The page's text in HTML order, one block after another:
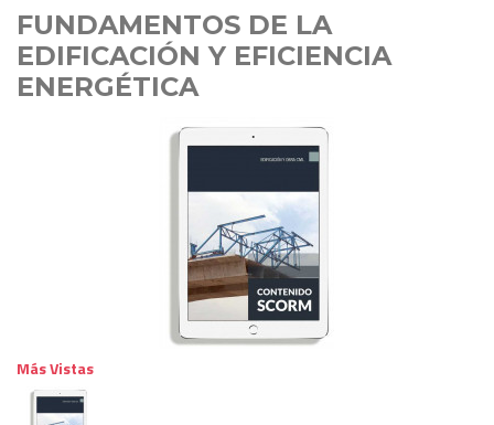
FUNDAMENTOS DE LA
EDIFICACIÓN Y EFICIENCIA
ENERGÉTICA
Más Vistas